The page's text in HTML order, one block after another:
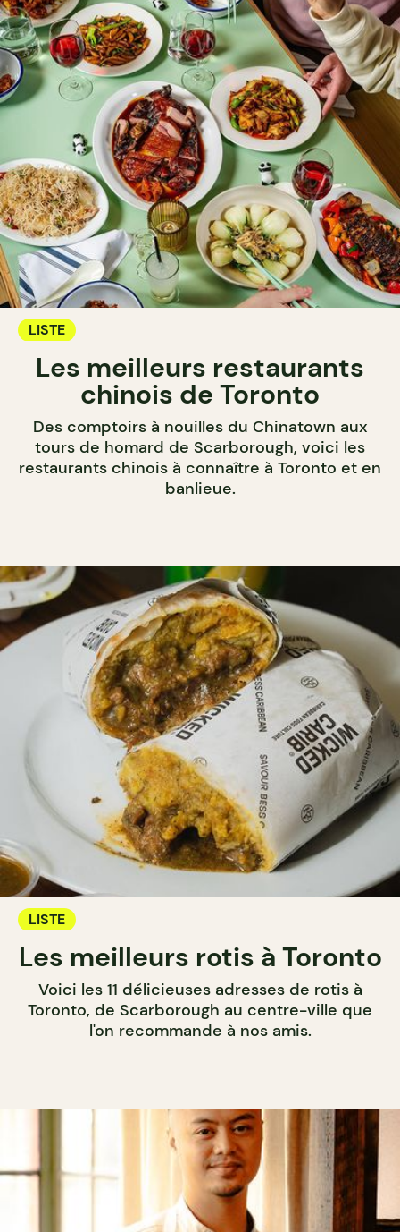
LISTE
Les meilleurs restaurants
chinois de Toronto
Des comptoirs à nouilles du Chinatown aux
tours de homard de Scarborough, voici les
restaurants chinois à connaître à Toronto et en
banlieue.
LISTE
Les meilleurs rotis à Toronto
Voici les 11 délicieuses adresses de rotis à
Toronto, de Scarborough au centre-ville que
l'on recommande à nos amis.